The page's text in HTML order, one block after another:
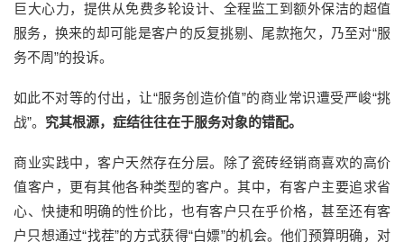
巨大心力，提供从免费多轮设计、全程监工到额外保洁的超值
服务，换来的却可能是客户的反复挑剔、尾款拖欠，乃至对“服
务不周”的投诉。
如此不对等的付出，让“服务创造价值”的商业常识遭受严峻“挑
战”。 究其根源，症结往往在于服务对象的错配。
商业实践中，客户天然存在分层。
除了瓷砖经销商喜欢的高价
值客户，更有其他各种类型的客户。其中，有客户主要追求省
心、快捷和 明确的性价比 ， 也有客户只在乎价格，甚至还有客
户只想通过“找茬”的方式获得“白嫖”的机会。他们预算明确，对